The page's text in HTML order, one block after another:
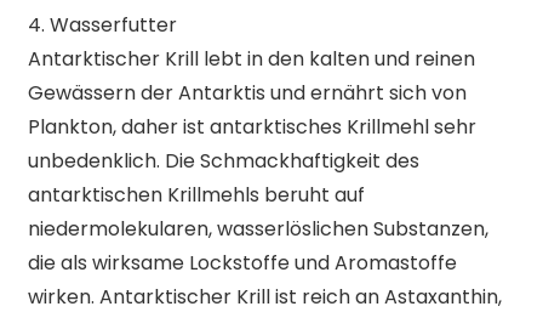
4. Wasserfutter
Antarktischer Krill lebt in den kalten und reinen
Gewässern der Antarktis und ernährt sich von
Plankton, daher ist antarktisches Krillmehl sehr
unbedenklich. Die Schmackhaftigkeit des
antarktischen Krillmehls beruht auf
niedermolekularen, wasserlöslichen Substanzen,
die als wirksame Lockstoffe und Aromastoffe
wirken. Antarktischer Krill ist reich an Astaxanthin,